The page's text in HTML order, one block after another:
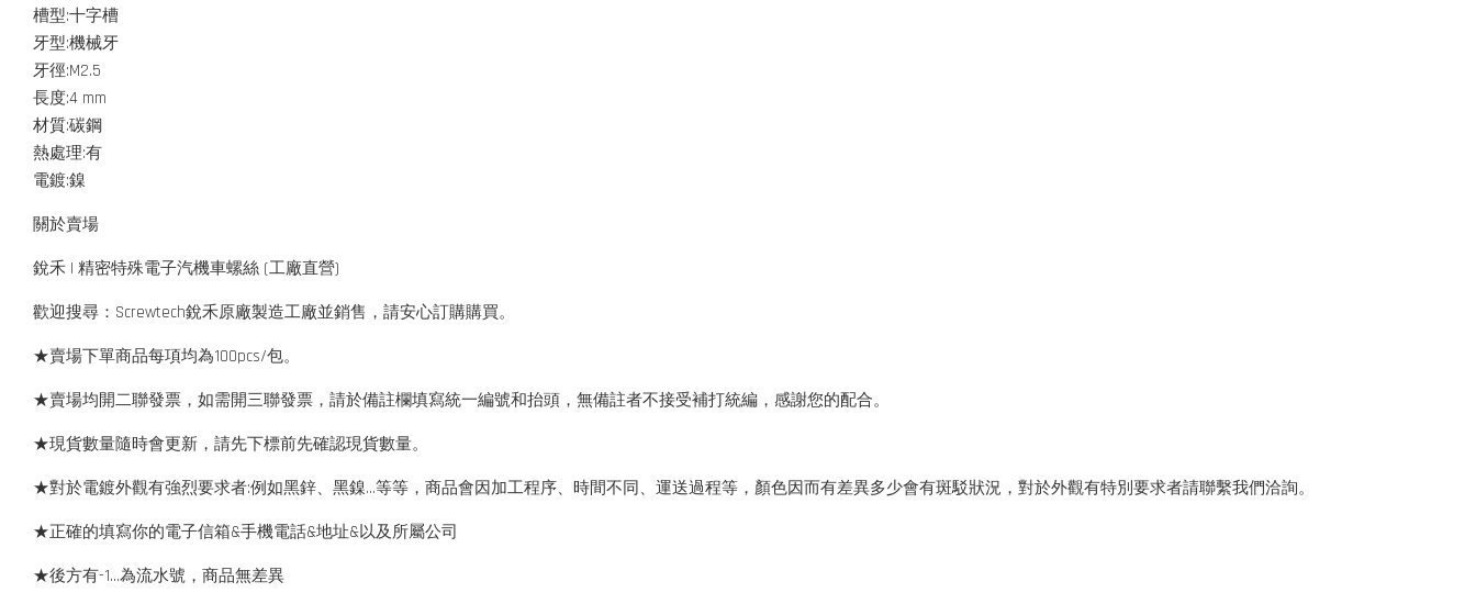
槽型:十字槽
牙型:機械牙
牙徑:M2.5
長度:4 mm
材質:碳鋼
熱處理:有
電鍍:鎳
關於賣場
銳禾 | 精密特殊電子汽機車螺絲 (工廠直營)
歡迎搜尋：Screwtech銳禾原廠製造工廠並銷售，請安心訂購購買。
★賣場下單商品每項均為100pcs/包。
★賣場均開二聯發票，如需開三聯發票，請於備註欄填寫統一編號和抬頭，無備註者不接受補打統編，感謝您的配合。
★現貨數量隨時會更新，請先下標前先確認現貨數量。
★對於電鍍外觀有強烈要求者:例如黑鋅、黑鎳...等等，商品會因加工程序、時間不同、運送過程等，顏色因而有差異多少會有斑駁狀況，對於外觀有特別要求者請聯繫我們洽詢。
★正確的填寫你的電子信箱&手機電話&地址&以及所屬公司
★後方有-1…為流水號，商品無差異